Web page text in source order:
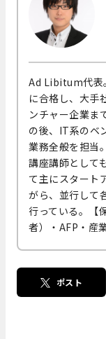
Ad Libitum代表
に合格し、大手
ンチャー企業ま
の後、IT系のベ
業務全般を担当
講座講師として
て主にスタート
がら、並行して
行っている。【
者）・AFP・産
ポスト